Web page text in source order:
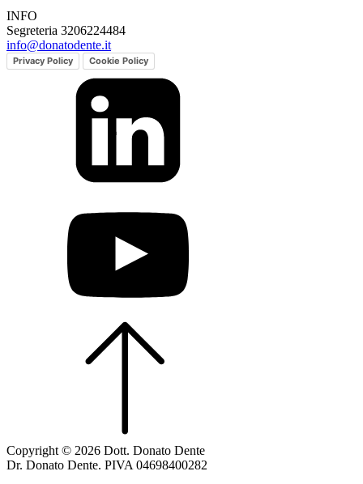
INFO
Segreteria 3206224484
info@donatodente.it
Privacy Policy Cookie Policy
Copyright © 2026 Dott. Donato Dente
Dr. Donato Dente. PIVA 04698400282